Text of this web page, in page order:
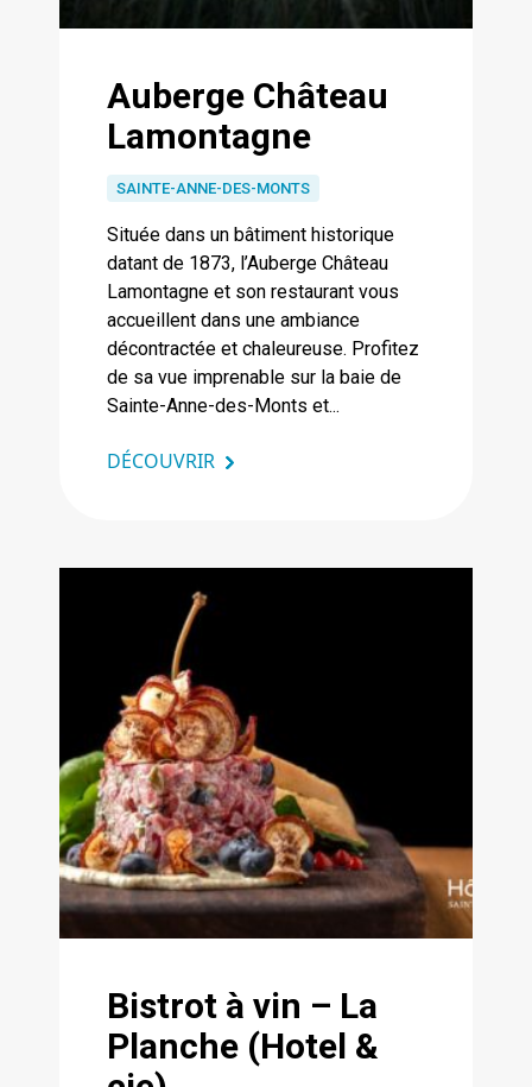
Auberge Château
Lamontagne
SAINTE-ANNE-DES-MONTS
Située dans un bâtiment historique
datant de 1873, l’Auberge Château
Lamontagne et son restaurant vous
accueillent dans une ambiance
décontractée et chaleureuse. Profitez
de sa vue imprenable sur la baie de
Sainte-Anne-des-Monts et...
DÉCOUVRIR
Bistrot à vin – La
Planche (Hotel &